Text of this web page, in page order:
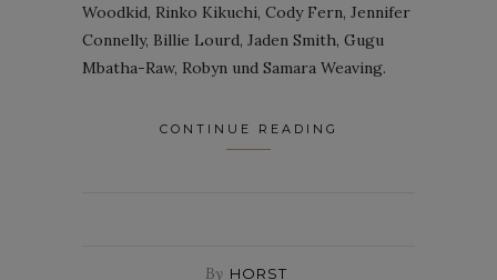
Woodkid, Rinko Kikuchi, Cody Fern, Jennifer
Connelly, Billie Lourd, Jaden Smith, Gugu
Mbatha-Raw, Robyn und Samara Weaving.
CONTINUE READING
By HORST